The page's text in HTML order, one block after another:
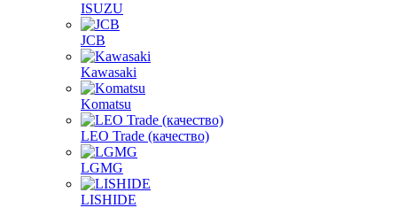
ISUZU
JCB
Kawasaki
Komatsu
LEO Trade (качество)
LGMG
LISHIDE